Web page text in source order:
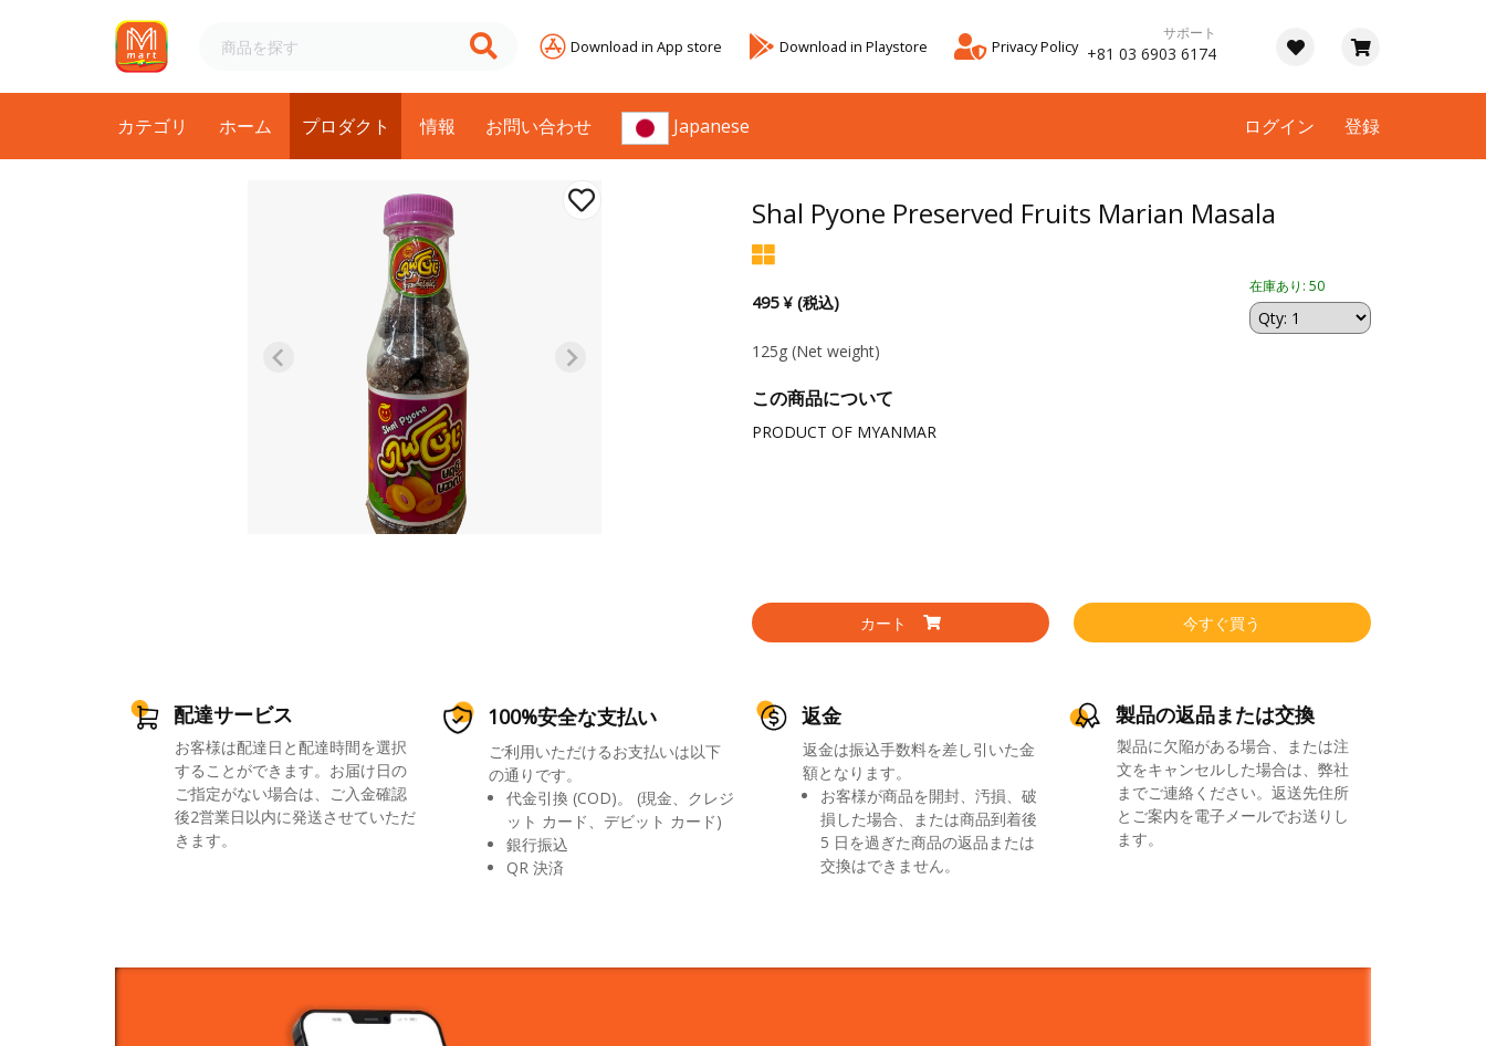
Download in App store Download in Playstore Privacy Policy
サポート
+81 03 6903 6174
カテゴリ ホーム プロダクト 情報 お問い合わせ Japanese ログイン 登録
Shal Pyone Preserved Fruits Marian Masala
495 ¥ (税込)
在庫あり: 50
125g (Net weight)
この商品について
PRODUCT OF MYANMAR
カート 今すぐ買う
配達サービス
お客様は配達日と配達時間を選択
することができます。お届け日の
ご指定がない場合は、ご入金確認
後2営業日以内に発送させていただ
きます。
100%安全な支払い
ご利用いただけるお支払いは以下
の通りです。
代金引換 (COD)。 (現金、クレジ
ット カード、デビット カード)
銀行振込
QR 決済
返金
返金は振込手数料を差し引いた金
額となります。
お客様が商品を開封、汚損、破
損した場合、または商品到着後
5 日を過ぎた商品の返品または
交換はできません。
製品の返品または交換
製品に欠陥がある場合、または注
文をキャンセルした場合は、弊社
までご連絡ください。返送先住所
とご案内を電子メールでお送りし
ます。